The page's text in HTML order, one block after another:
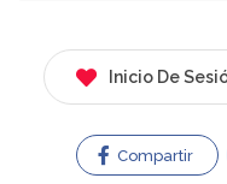
Inicio De
Compartir